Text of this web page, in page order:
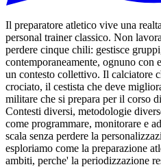
Il preparatore atletico vive una
personal trainer classico. Non
perdere cinque chili: gestisce
contemporaneamente, ognuno con
un contesto collettivo. Il calciatore
crociato, il cestista che deve
militare che si prepara per il corso
Contesti diversi, metodologie
come programmare, monitorare e
scala senza perdere la
esploriamo come la preparazione
ambiti, perche' la periodizzazione